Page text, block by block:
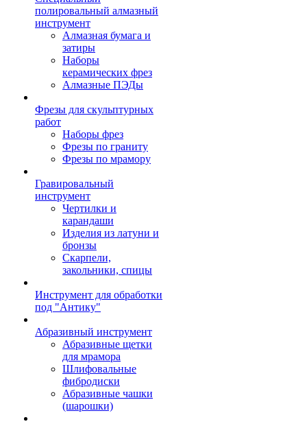
полировальный алмазный
инструмент
Алмазная бумага и
затиры
Наборы
керамических фрез
Алмазные ПЭДы
Фрезы для скульптурных
работ
Наборы фрез
Фрезы по граниту
Фрезы по мрамору
Гравировальный
инструмент
Чертилки и
карандаши
Изделия из латуни и
бронзы
Скарпели,
закольники, спицы
Инструмент для обработки
под "Антику"
Абразивный инструмент
Абразивные щетки
для мрамора
Шлифовальные
фибродиски
Абразивные чашки
(шарошки)